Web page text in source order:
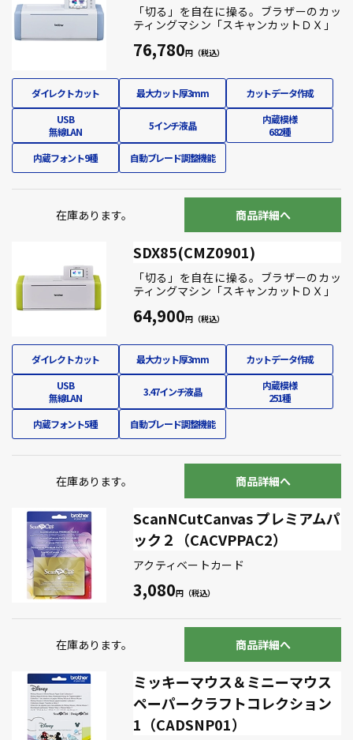
「切る」を自在に操る。ブラザーのカッ
ティングマシン「スキャンカットＤＸ」
76,780
ダイレクトカット 最大カット厚3mm
カットデータ作成
USB
無線LAN
5インチ液晶
内蔵模様
682種
内蔵フォント9種
自動ブレード調整機能
在庫あります。 商品詳細へ
SDX85(CMZ0901)
「切る」を自在に操る。ブラザーのカッ
ティングマシン「スキャンカットＤＸ」
64,900
ダイレクトカット 最大カット厚3mm
カットデータ作成
USB
無線LAN
3.47インチ液晶
内蔵模様
251種
内蔵フォント5種
自動ブレード調整機能
在庫あります。 商品詳細へ
ScanNCutCanvas プレミアムパ
ック２（CACVPPAC2）
アクティベートカード
3,080
在庫あります。 商品詳細へ
ミッキーマウス＆ミニーマウス
ペーパークラフトコレクション
1（CADSNP01）